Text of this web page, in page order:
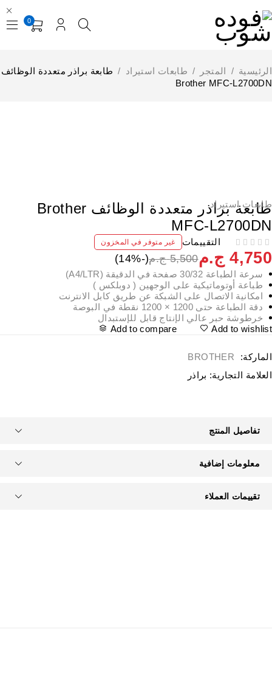
0
المتجر طابعات استيراد
طابعة براذر متعددة الوظائف
Brother MFC-
استيراد
طابعة براذر متعددة الوظائف Brother
MFC-
التقييمات غير متوفر في المخزون
5,500 ج.م ج.م (-
14%)
سرعة الطباعة 30/32 صفحة في الدقيقة (A4/LTR)
طباعة أوتوماتيكية على الوجهين ( دوبلكس )
امكانية الاتصال على الشبكة عن طريق كابل الانترنت
دقة الطباعة حتى 1200 × 1200 نقطة في البوصة
خرطوشة حبر عالي الإنتاج قابل للإستبدال
Add to
Add to compare
BROTHER
التجارية: براذر
تفاصيل المنتج
معلومات إضافية
تقييمات العملاء